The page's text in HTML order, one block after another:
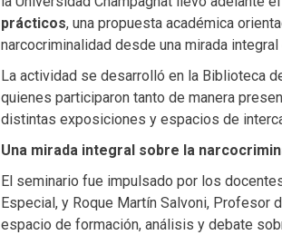
prácticos, una propuesta académica
narcocriminalidad desde una mirada
La actividad se desarrolló en la Biblioteca
quienes participaron tanto de manera
distintas exposiciones y espacios de
Una mirada integral sobre la
El seminario fue impulsado por los
Especial, y Roque Martín Salvoni, Profesor
espacio de formación, análisis y debate